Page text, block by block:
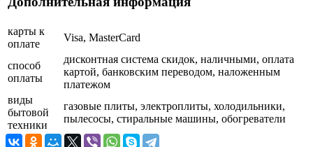
карты к
оплате
Visa, MasterCard
способ
оплаты
дисконтная система скидок, наличными, оплата
картой, банковским переводом, наложенным
платежом
виды
бытовой
техники
газовые плиты, электроплиты, холодильники,
пылесосы, стиральные машины, обогреватели